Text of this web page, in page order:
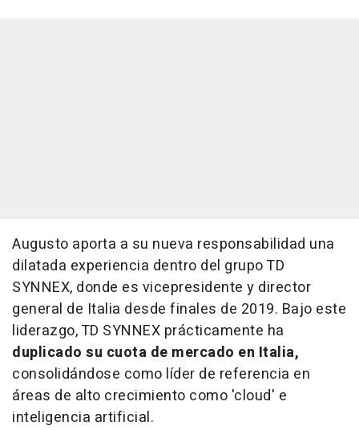
Augusto aporta a su nueva responsabilidad una
dilatada experiencia dentro del grupo TD
SYNNEX, donde es vicepresidente y director
general de Italia desde finales de 2019. Bajo este
liderazgo, TD SYNNEX prácticamente ha
duplicado su cuota de mercado en Italia,
consolidándose como líder de referencia en
áreas de alto crecimiento como 'cloud' e
inteligencia artificial.